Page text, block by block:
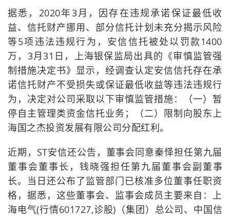
据悉，2020年3月，因存在违规承诺保证最低收
益、信托财产挪用、部分信托计划未充分揭示风险
等5项违法违规行为，安信信托被处以罚款1400
万，3月31日，上海银保监局出具的《审慎监管强
制措施决定书》显示，经调查认定安信信托存在承
诺信托财产不受损失或保证最低收益等违法违规行
为，决定对公司采取以下审慎监管措施：（一）暂
停自主管理类资金信托业务；（二）限制向股东上
海国之杰投资发展有限公司分配红利。
近期，ST安信还公告，董事会同意秦怿担任第九届
董事会董事长，钱晓强担任第九届董事会副董事
长。当日还公布了监管部门已核准多位董事任职资
格，据悉，这些董事会、监事会成员主要来自：上
海电气(行情601727,诊股)（集团）总公司、中国信